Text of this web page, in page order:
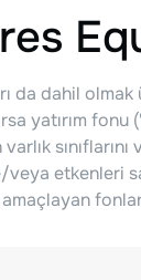
da dahil olmak
yatırım fonu
veya
amaçlayan